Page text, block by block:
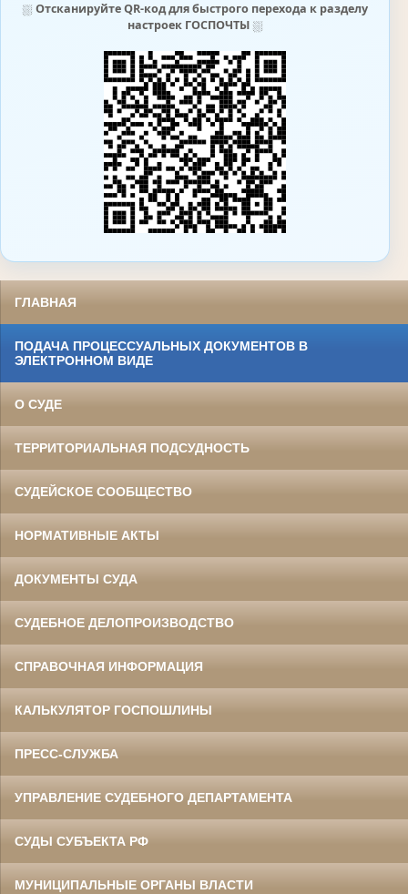
⛆ Отсканируйте QR-код для быстрого перехода к разделу
настроек ГОСПОЧТЫ⛆
ГЛАВНАЯ
ПОДАЧА ПРОЦЕССУАЛЬНЫХ ДОКУМЕНТОВ В
ЭЛЕКТРОННОМ ВИДЕ
О СУДЕ
ТЕРРИТОРИАЛЬНАЯ ПОДСУДНОСТЬ
СУДЕЙСКОЕ СООБЩЕСТВО
НОРМАТИВНЫЕ АКТЫ
ДОКУМЕНТЫ СУДА
СУДЕБНОЕ ДЕЛОПРОИЗВОДСТВО
СПРАВОЧНАЯ ИНФОРМАЦИЯ
КАЛЬКУЛЯТОР ГОСПОШЛИНЫ
ПРЕСС-СЛУЖБА
УПРАВЛЕНИЕ СУДЕБНОГО ДЕПАРТАМЕНТА
СУДЫ СУБЪЕКТА РФ
МУНИЦИПАЛЬНЫЕ ОРГАНЫ ВЛАСТИ